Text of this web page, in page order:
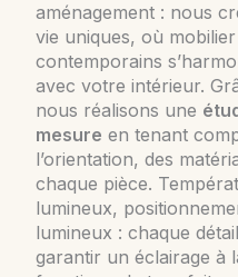
aménagement : nous
vie uniques, où
contemporains
avec votre intérieur.
nous réalisons une
mesure en tenant
l’orientation, des
chaque pièce.
lumineux,
lumineux : chaque
garantir un éclairage à